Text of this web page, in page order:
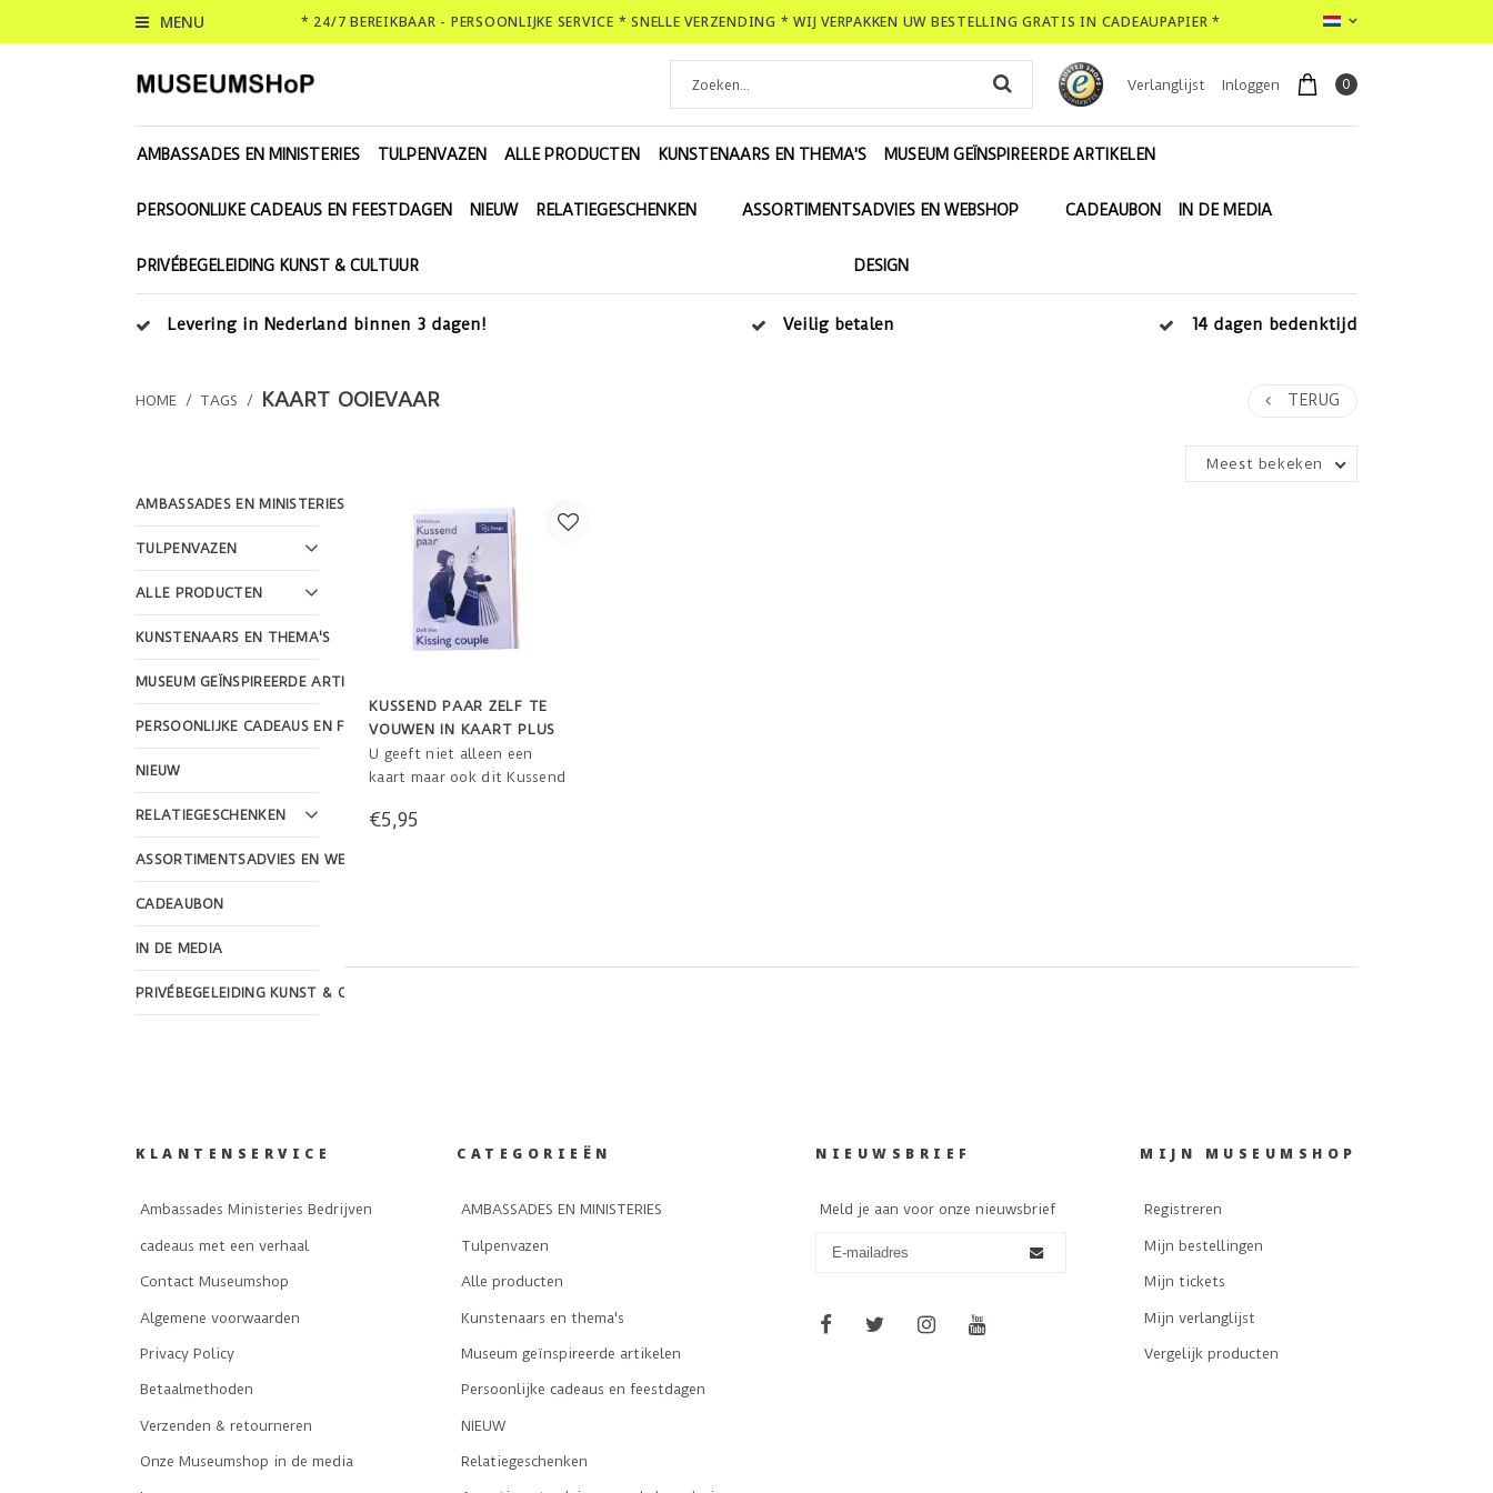
MENU * 24/7 BEREIKBAAR - PERSOONLIJKE SERVICE * SNELLE VERZENDING * WIJ VERPAKKEN UW BESTELLING GRATIS IN CADEAUPAPIER *
Verlanglijst Inloggen 0
AMBASSADES EN MINISTERIES TULPENVAZEN ALLE PRODUCTEN KUNSTENAARS EN THEMA'S MUSEUM GEÏNSPIREERDE ARTIKELEN
PERSOONLIJKE CADEAUS EN FEESTDAGEN NIEUW RELATIEGESCHENKEN ASSORTIMENTSADVIES EN WEBSHOP
DESIGN
CADEAUBON IN DE MEDIA
PRIVÉBEGELEIDING KUNST & CULTUUR
Levering in Nederland binnen 3 dagen! Veilig betalen 14 dagen bedenktijd
HOME / TAGS / KAART OOIEVAAR TERUG
Meest bekeken
AMBASSADES EN MINISTERIES
TULPENVAZEN
ALLE PRODUCTEN
KUNSTENAARS EN THEMA'S
MUSEUM GEÏNSPIREERDE ARTIKELEN
PERSOONLIJKE CADEAUS EN FEESTDAGEN
NIEUW
RELATIEGESCHENKEN
ASSORTIMENTSADVIES EN WEBSHOP DESIGN
CADEAUBON
IN DE MEDIA
PRIVÉBEGELEIDING KUNST & CULTUUR
KUSSEND PAAR ZELF TE
VOUWEN IN KAART PLUS
ENVELOP
U geeft niet alleen een
kaart maar ook dit Kussend
knutselt dit stel makkelijk
€5,95
KLANTENSERVICE
Ambassades Ministeries Bedrijven
cadeaus met een verhaal
Contact Museumshop
Algemene voorwaarden
Privacy Policy
Betaalmethoden
Verzenden & retourneren
Onze Museumshop in de media
CATEGORIEËN
AMBASSADES EN MINISTERIES
Tulpenvazen
Alle producten
Kunstenaars en thema's
Museum geïnspireerde artikelen
Persoonlijke cadeaus en feestdagen
NIEUW
Relatiegeschenken
NIEUWSBRIEF
Meld je aan voor onze nieuwsbrief
MIJN MUSEUMSHOP
Registreren
Mijn bestellingen
Mijn tickets
Mijn verlanglijst
Vergelijk producten